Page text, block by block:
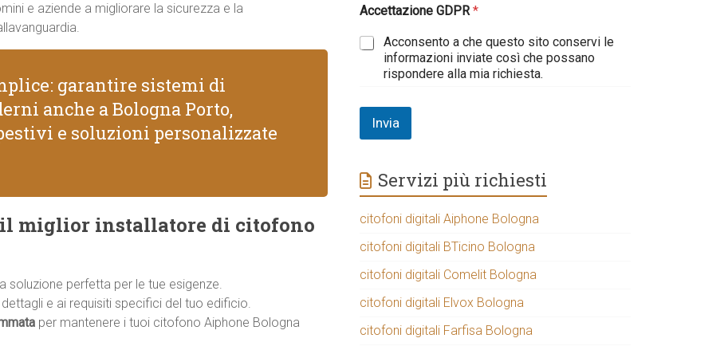
e aziende a migliorare la sicurezza e la
garantire sistemi di
anche a Bologna Porto,
e soluzioni personalizzate
il miglior installatore di citofono
soluzione perfetta per le tue esigenze.
e ai requisiti specifici del tuo edificio.
per mantenere i tuoi citofono Aiphone Bologna
Accettazione GDPR*
Acconsento a che questo sito conservi le
informazioni inviate così che possano
rispondere alla mia richiesta.
Invia
Servizi più richiesti
citofoni digitali Aiphone Bologna
citofoni digitali BTicino Bologna
citofoni digitali Comelit Bologna
citofoni digitali Elvox Bologna
citofoni digitali Farfisa Bologna